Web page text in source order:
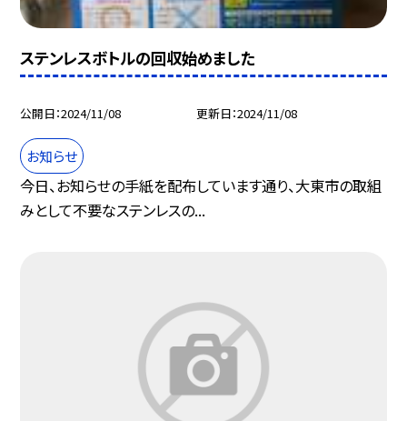
ステンレスボトルの回収始めました
公開日 2024/11/08 更新日 2024/11/08
お知らせ
今日、お知らせの手紙を配布しています通り、大東市の取組
みとして不要なステンレスの...